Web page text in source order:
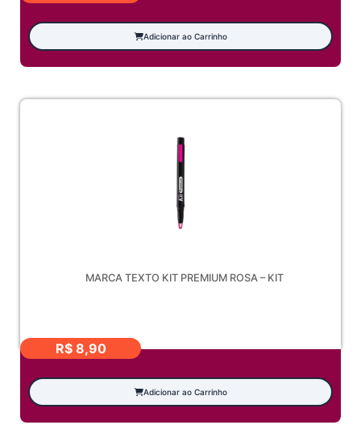
Adicionar ao Carrinho
MARCA TEXTO KIT PREMIUM ROSA – KIT
R$8,90
Adicionar ao Carrinho